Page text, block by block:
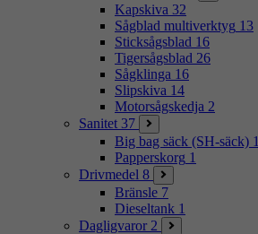
Kapskiva 32
Sågblad multiverktyg 13
Sticksågsblad 16
Tigersågsblad 26
Sågklinga 16
Slipskiva 14
Motorsågskedja 2
Sanitet 37
Big bag säck (SH-säck) 1
Papperskorg 1
Drivmedel 8
Bränsle 7
Dieseltank 1
Dagligvaror 2